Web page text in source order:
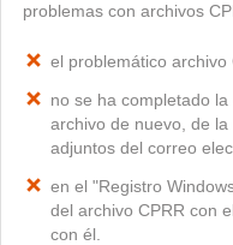
problemas con archivos
el problemático archivo
no se ha completado
archivo de nuevo, de
adjuntos del correo
en el "Registro
del archivo CPRR con
con él.